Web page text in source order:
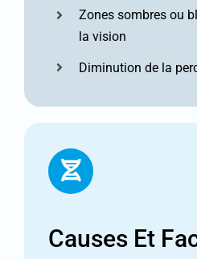
Zones sombres ou
la vision
Diminution de la
Causes Et